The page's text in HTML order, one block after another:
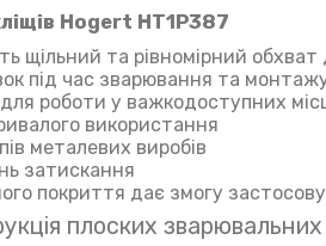
Hogert HT1P387
щільний та рівномірний
під час зварювання та
роботи у важкодоступних
використання
металевих виробів
затискання
покриття дає змогу
плоских